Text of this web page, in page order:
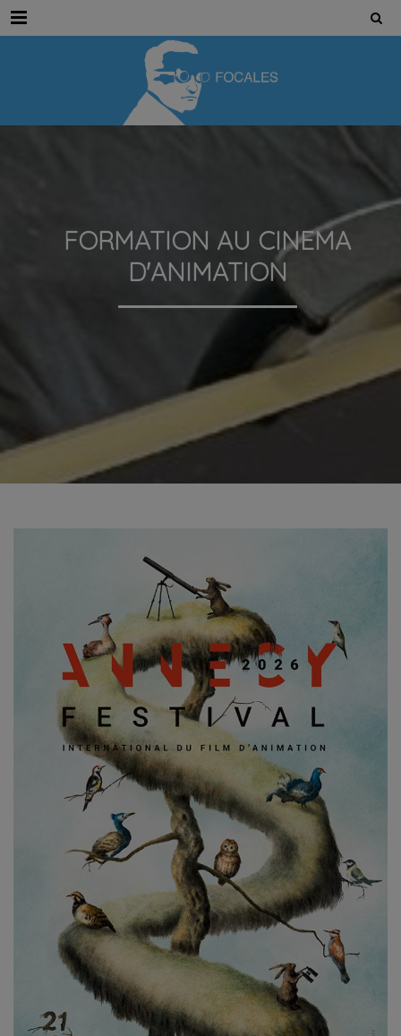
Menu
FORMATION AU CINEMA
D'ANIMATION